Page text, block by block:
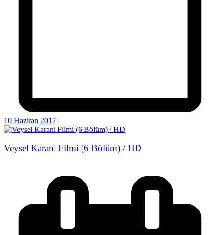
10 Haziran 2017
Veysel Karani Filmi (6 Bölüm) / HD